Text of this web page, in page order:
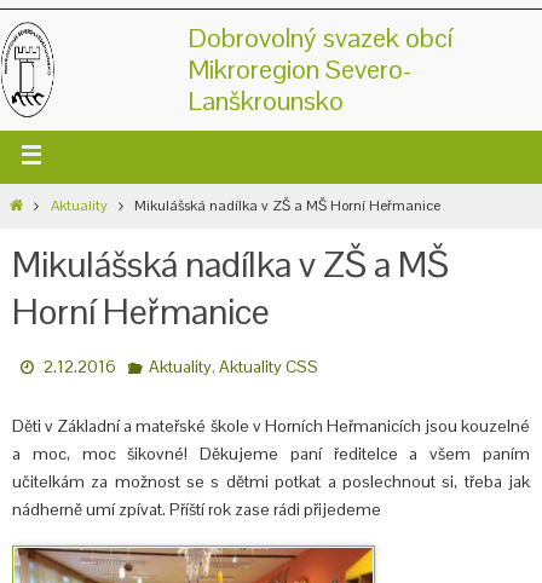
Dobrovolný svazek obcí
Mikroregion Severo-
Lanškrounsko
Aktuality Mikulášská nadílka v ZŠ a MŠ Horní Heřmanice
Mikulášská nadílka v ZŠ a MŠ
Horní Heřmanice
2.12.2016 Aktuality, Aktuality CSS
Děti v Základní a mateřské škole v Horních Heřmanicích jsou kouzelné
a moc, moc šikovné! Děkujeme paní ředitelce a všem paním
učitelkám za možnost se s dětmi potkat a poslechnout si, třeba jak
nádherně umí zpívat. Příští rok zase rádi přijedeme